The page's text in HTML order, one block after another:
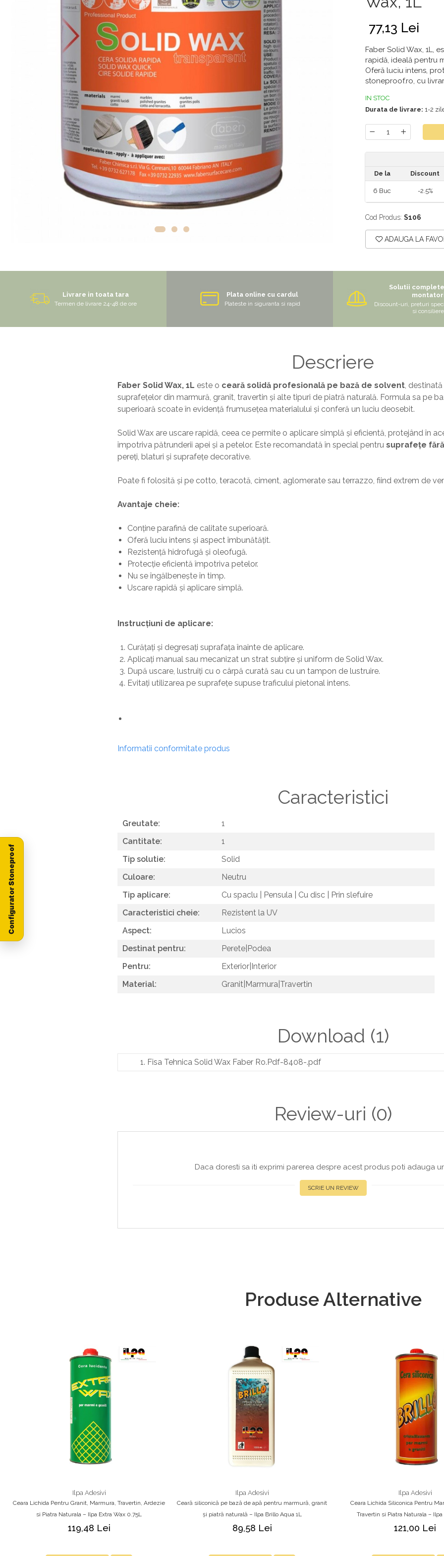
77,13 Lei
Faber Solid Wax, 1L,
rapidă, ideală pentru
Oferă luciu intens,
stoneproof.ro, cu
IN STOC
Durata de livrare: 1-2
De la
Discount
6 Buc -2.5%
Cod Produs: S106
ADAUGA LA
Livrare in toata tara
Termen de livrare 24-48 de ore
Plata online cu cardul
Plateste in siguranta si rapid
Solutii
Discount-uri, preturi
si consiliere.
Descriere
Faber Solid Wax, 1L este o ceară solidă profesională pe bază de solvent ,
suprafețelor din marmură, granit, travertin și alte tipuri de piatră naturală. Formula sa pe
superioară scoate în evidență frumusețea materialului și conferă un luciu deosebit.
Solid Wax are uscare rapidă, ceea ce permite o aplicare simplă și eficientă, protejând în
împotriva pătrunderii apei și a petelor. Este recomandată în special pentru suprafețe
pereți, blaturi și suprafețe decorative.
Poate fi folosită și pe cotto, teracotă, ciment, aglomerate sau terrazzo, fiind extrem de
Avantaje cheie:
Conține parafină de calitate superioară.
Oferă luciu intens și aspect îmbunătățit.
Rezistență hidrofugă și oleofugă.
Protecție eficientă împotriva petelor.
Nu se îngălbenește în timp.
Uscare rapidă și aplicare simplă.
Instrucțiuni de aplicare:
Curățați și degresați suprafața înainte de aplicare.
Aplicați manual sau mecanizat un strat subțire și uniform de Solid Wax.
După uscare, lustruiți cu o cârpă curată sau cu un tampon de lustruire.
Evitați utilizarea pe suprafețe supuse traficului pietonal intens.
Informatii conformitate produs
Caracteristici
Greutate:
1
Cantitate:
1
Tip solutie:
Solid
Culoare:
Neutru
Tip aplicare:
Cu spaclu | Pensula | Cu disc | Prin slefuire
Caracteristici cheie:
Rezistent la UV
Aspect:
Lucios
Destinat pentru:
Perete|Podea
Pentru:
Exterior|Interior
Material:
Granit|Marmura|Travertin
Download (1)
1. Fisa Tehnica Solid Wax Faber Ro.Pdf-8408-.pdf
Review-uri (0)
Daca doresti sa iti exprimi parerea despre acest produs poti adauga
SCRIE UN REVIEW
Produse Alternative
Ilpa Adesivi
Ceara Lichida Pentru Granit, Marmura, Travertin, Ardezie
si Piatra Naturala – Ilpa Extra Wax 0.75L
119,48 Lei
Ilpa Adesivi
Ceară siliconică pe bază de apă pentru marmură, granit
și piatră naturală – Ilpa Brillo Aqua 1L
89,58 Lei
Ilpa Adesivi
Ceara Lichida Siliconica Pentru
Travertin si Piatra Naturala – Ilpa
121,00 Lei
Configurator Stoneproof